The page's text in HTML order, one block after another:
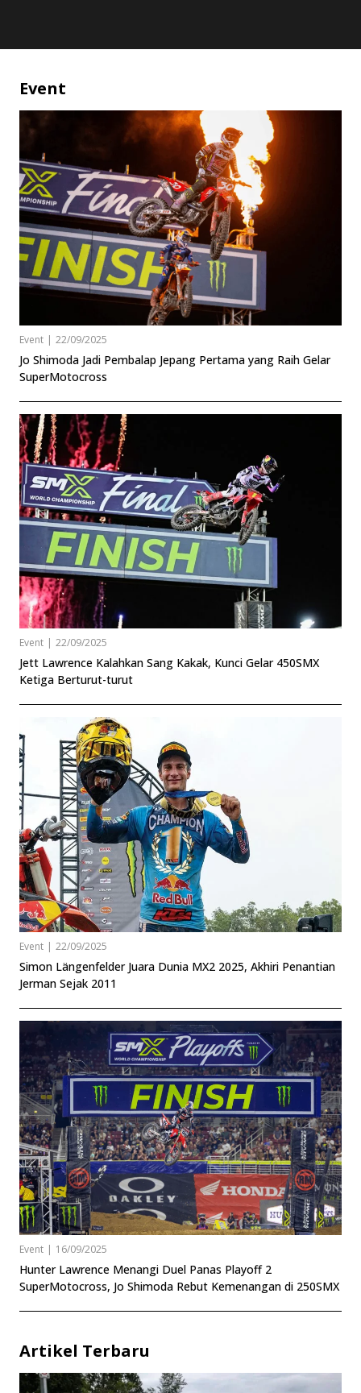
Event
Event | 22/09/2025
Jo Shimoda Jadi Pembalap Jepang Pertama yang Raih Gelar
SuperMotocross
Event | 22/09/2025
Jett Lawrence Kalahkan Sang Kakak, Kunci Gelar 450SMX
Ketiga Berturut-turut
Event | 22/09/2025
Simon Längenfelder Juara Dunia MX2 2025, Akhiri Penantian
Jerman Sejak 2011
Event | 16/09/2025
Hunter Lawrence Menangi Duel Panas Playoff 2
SuperMotocross, Jo Shimoda Rebut Kemenangan di 250SMX
Artikel Terbaru